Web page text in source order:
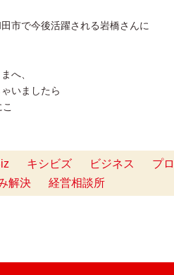
市で今後活躍される岩橋さんに
へ、
いましたら
キシビズ ビジネス プロ
解決 経営相談所